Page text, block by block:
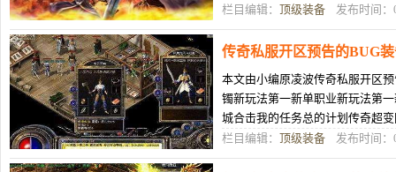
的道具也很多，对于这类传奇比奇
栏目编辑： 顶级装备 发布时间：
传奇私服开区预告的BUG
本文由小编原凌波传奇私服开区
镯新玩法第一新单职业新玩法第
城合击我的任务总的计划传奇超
些服务中很多玩级升级辗转数日
栏目编辑： 顶级装备 发布时间：